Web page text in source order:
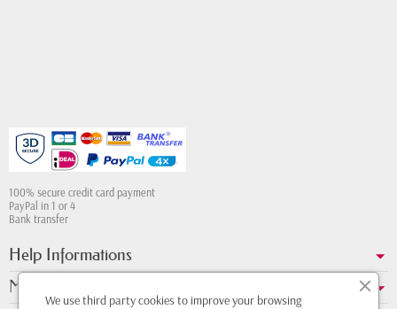
100% secure credit card payment
PayPal in 1 or 4
Bank transfer
Help Informations
My account
We use third party cookies to improve your browsing